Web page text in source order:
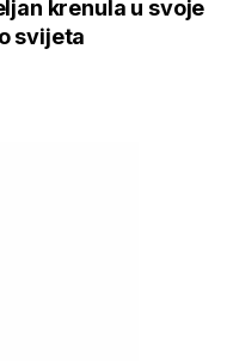
krenula u svoje
svijeta